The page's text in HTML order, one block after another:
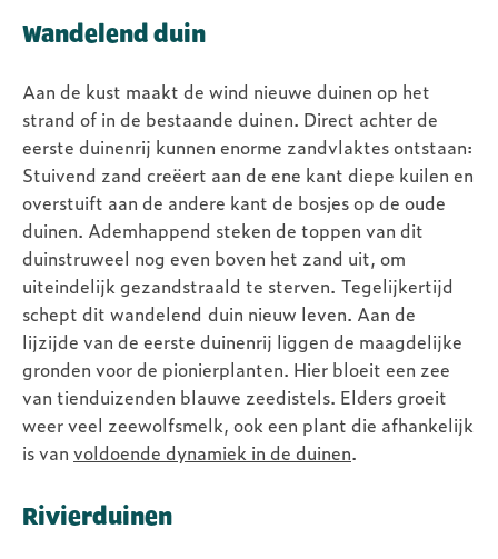
Wandelend duin
Aan de kust maakt de wind nieuwe duinen op het
strand of in de bestaande duinen. Direct achter de
eerste duinenrij kunnen enorme zandvlaktes ontstaan:
Stuivend zand creëert aan de ene kant diepe kuilen en
overstuift aan de andere kant de bosjes op de oude
duinen. Ademhappend steken de toppen van dit
duinstruweel nog even boven het zand uit, om
uiteindelijk gezandstraald te sterven. Tegelijkertijd
schept dit wandelend duin nieuw leven. Aan de
lijzijde van de eerste duinenrij liggen de maagdelijke
gronden voor de pionierplanten. Hier bloeit een zee
van tienduizenden blauwe zeedistels. Elders groeit
weer veel zeewolfsmelk, ook een plant die afhankelijk
is van voldoende dynamiek in de duinen.
Rivierduinen